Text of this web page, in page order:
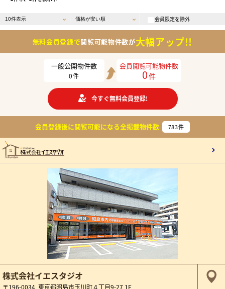
会員限定を除外
無料会員登録で閲覧可能物件数が大幅アップ!!
一般公開物件数
0件
会員閲覧可能物件数
0件
今すぐ無料会員登録!
会員登録後に閲覧可能になる全掲載物件数 783件
株式会社イエスタジオ
〒196-0034 東京都昭島市玉川町４丁目9-27 1F